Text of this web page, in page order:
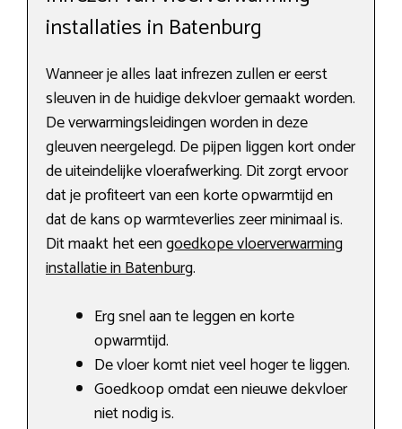
installaties in Batenburg
Wanneer je alles laat infrezen zullen er eerst
sleuven in de huidige dekvloer gemaakt worden.
De verwarmingsleidingen worden in deze
gleuven neergelegd. De pijpen liggen kort onder
de uiteindelijke vloerafwerking. Dit zorgt ervoor
dat je profiteert van een korte opwarmtijd en
dat de kans op warmteverlies zeer minimaal is.
Dit maakt het eengoedkope vloerverwarming
installatie in Batenburg.
Erg snel aan te leggen en korte
opwarmtijd.
De vloer komt niet veel hoger te liggen.
Goedkoop omdat een nieuwe dekvloer
niet nodig is.